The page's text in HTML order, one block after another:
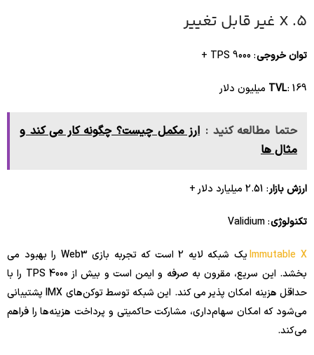
5. X غیر قابل تغییر
توان خروجی: 9000 TPS +
TVL: 169 میلیون دلار
حتما مطالعه کنید : ارز مکمل چیست؟ چگونه کار می کند و
مثال ها
ارزش بازار: 2.51 میلیارد دلار +
تکنولوژی: Validium
Immutable X
یک شبکه لایه 2 است که تجربه بازی Web3 را بهبود می
بخشد. این سریع، مقرون به صرفه و ایمن است و بیش از 4000 TPS را با
حداقل هزینه امکان پذیر می کند. این شبکه توسط توکن‌های IMX پشتیبانی
می‌شود که امکان سهام‌داری، مشارکت حاکمیتی و پرداخت هزینه‌ها را فراهم
می‌کند.